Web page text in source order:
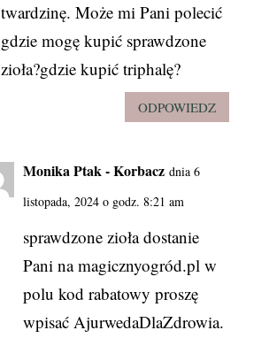
twardzinę. Może mi Pani polecić
gdzie mogę kupić sprawdzone
zioła?gdzie kupić triphalę?
ODPOWIEDZ
Monika Ptak - Korbacz dnia 6
listopada, 2024 o godz. 8:21 am
sprawdzone zioła dostanie
Pani na magicznyogród.pl w
polu kod rabatowy proszę
wpisać AjurwedaDlaZdrowia.